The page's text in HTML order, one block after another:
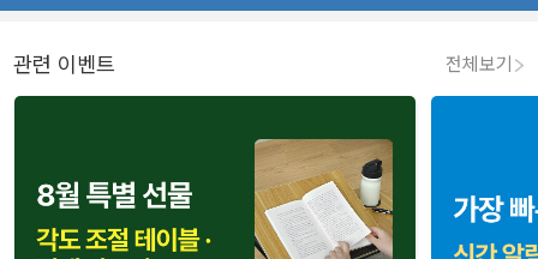
관련 이벤트 전체보기